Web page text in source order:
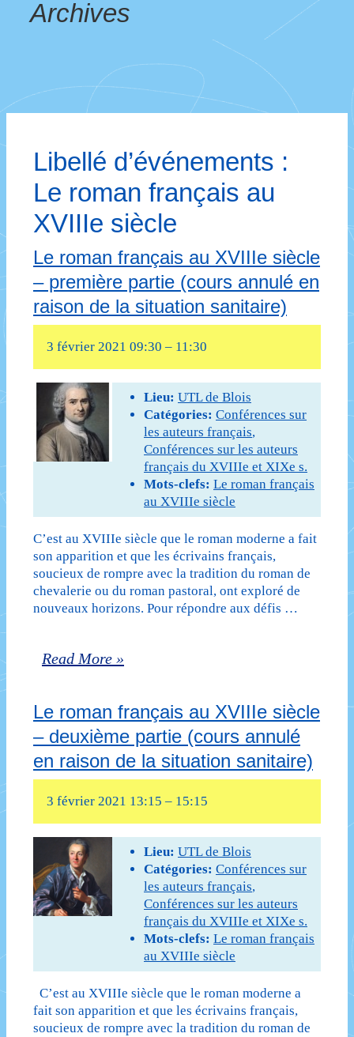
Archives
Libellé d’événements :
Le roman français au
XVIIIe siècle
Le roman français au XVIIIe siècle
– première partie (cours annulé en
raison de la situation sanitaire)
3 février 2021 09:30 – 11:30
Lieu: UTL de Blois
Catégories: Conférences sur
les auteurs français,
Conférences sur les auteurs
français du XVIIIe et XIXe s.
Mots-clefs: Le roman français
au XVIIIe siècle
C’est au XVIIIe siècle que le roman moderne a fait
son apparition et que les écrivains français,
soucieux de rompre avec la tradition du roman de
chevalerie ou du roman pastoral, ont exploré de
nouveaux horizons. Pour répondre aux défis …
Le
français
au
XVIIIe
siècle
–
première
partie
(cours
en
raison
de
Read More »
Le roman français au XVIIIe siècle
– deuxième partie (cours annulé
en raison de la situation sanitaire)
3 février 2021 13:15 – 15:15
Lieu: UTL de Blois
Catégories: Conférences sur
les auteurs français,
Conférences sur les auteurs
français du XVIIIe et XIXe s.
Mots-clefs: Le roman français
au XVIIIe siècle
C’est au XVIIIe siècle que le roman moderne a
fait son apparition et que les écrivains français,
soucieux de rompre avec la tradition du roman de